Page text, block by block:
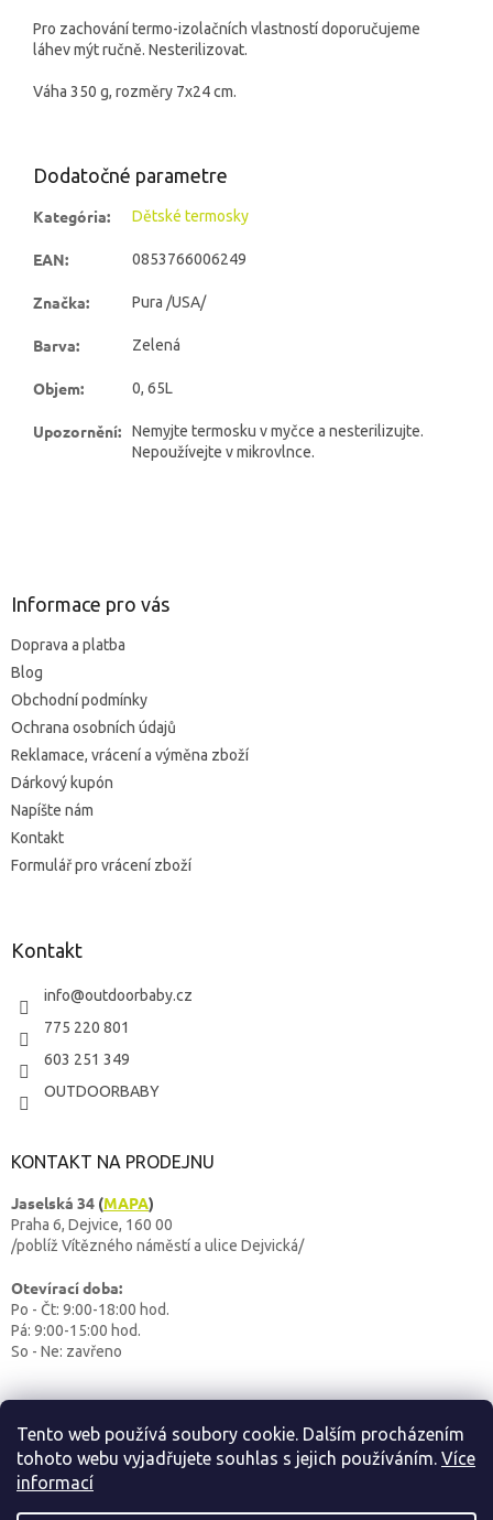
Tento web používá soubory cookie. Dalším procházením
tohoto webu vyjadřujete souhlas s jejich používáním. Více
informací
Pro zachování termo-izolačních vlastností doporučujeme
láhev mýt ručně. Nesterilizovat.
Váha 350 g, rozměry 7x24 cm.
Dodatočné parametre
Kategória: Dětské termosky
EAN: 0853766006249
Značka: Pura /USA/
Barva: Zelená
Objem: 0, 65L
Upozornění:
Nemyjte termosku v myčce a nesterilizujte.
Nepoužívejte v mikrovlnce.
Informace pro vás
Doprava a platba
Blog
Obchodní podmínky
Ochrana osobních údajů
Reklamace, vrácení a výměna zboží
Dárkový kupón
Napíšte nám
Kontakt
Formulář pro vrácení zboží
Kontakt
info@outdoorbaby.cz
775 220 801
603 251 349
OUTDOORBABY
KONTAKT NA PRODEJNU
Jaselská 34 (MAPA)
Praha 6, Dejvice, 160 00
/poblíž Vítězného náměstí a ulice Dejvická/
Otevírací doba:
Po - Čt: 9:00-18:00 hod.
Pá: 9:00-15:00 hod.
So - Ne: zavřeno